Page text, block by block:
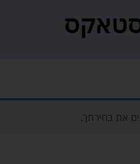
את בחירתך.